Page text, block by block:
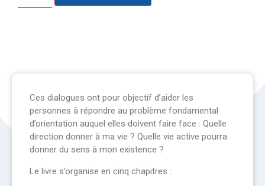
Ces dialogues ont pour objectif d’aider les
personnes à répondre au problème fondamental
d’orientation auquel elles doivent faire face : Quelle
direction donner à ma vie ? Quelle vie active pourra
donner du sens à mon existence ?
Le livre s’organise en cinq chapitres :